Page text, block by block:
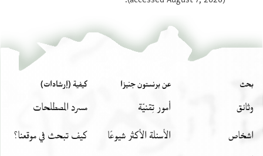
بحث
وثائق
اشخاص
عن برنستون جنيزا
أمور تِقنيّة
الأسئلة الأكثر شيوعًا
كيفية (إرشادات)
مسرد المصطلحات
كيف تبحث في موقعنا؟